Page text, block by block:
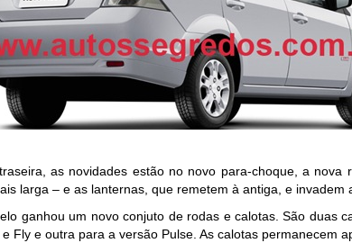
as novidades estão no novo para-choque, a nova
larga – e as lanternas, que remetem à antiga, e invadem
ganhou um novo conjuto de rodas e calotas. São duas
e Fly e outra para a versão Pulse. As calotas permanecem